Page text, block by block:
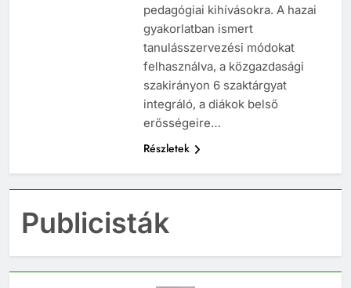
pedagógiai kihívásokra. A hazai
gyakorlatban ismert
tanulásszervezési módokat
felhasználva, a közgazdasági
szakirányon 6 szaktárgyat
integráló, a diákok belső
erősségeire…
Részletek
Publicisták